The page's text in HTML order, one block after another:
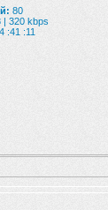
80
| 320 kbps
:41 :11